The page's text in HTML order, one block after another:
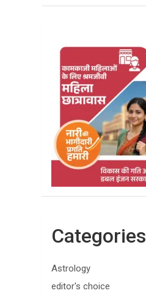
Categories
Astrology
editor's choice